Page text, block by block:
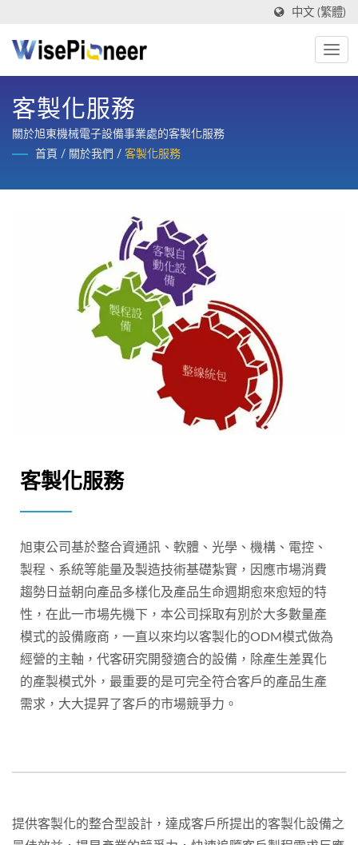
中文 (繁體)
客製化服務
關於旭東機械電子設備事業處的客製化服務
首頁 / 關於我們 / 客製化服務
客製化服務
旭東公司基於整合資通訊、軟體、光學、機構、電控、
製程、系統等能量及製造技術基礎紮實，因應市場消費
趨勢日益朝向產品多樣化及產品生命週期愈來愈短的特
性，在此一市場先機下，本公司採取有別於大多數量產
模式的設備廠商，一直以來均以客製化的ODM模式做為
經營的主軸，代客研究開發適合的設備，除產生差異化
的產製模式外，最重要的是可完全符合客戶的產品生產
需求，大大提昇了客戶的市場競爭力。
提供客製化的整合型設計，達成客戶所提出的客製化設備之